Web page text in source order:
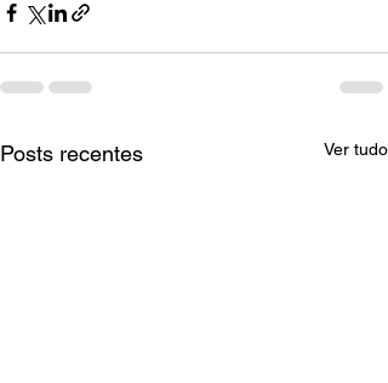
Posts recentes Ver tudo